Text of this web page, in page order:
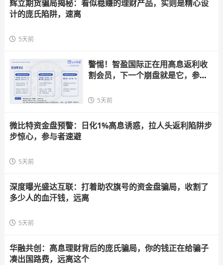
辉立期货骗局揭秘：看似稳赚的理财产品，实则是精心设
计的庞氏陷阱，速离
5天前
警惕！智盈国际正在用高息返利收
割会员，下一个崩盘就是它，参与
5天前
微比特资金盘预警：日化1%高息诱惑，拉人头返利陷阱步
步惊心，参与者速避
5天前
深度曝光盛达互联：打着助农旗号的资金盘骗局，收割了
多少人的血汗钱，远离
5天前
华融共创：高息理财背后的庞氏骗局，你的钱正在给骗子
凑出国路费，远离这个